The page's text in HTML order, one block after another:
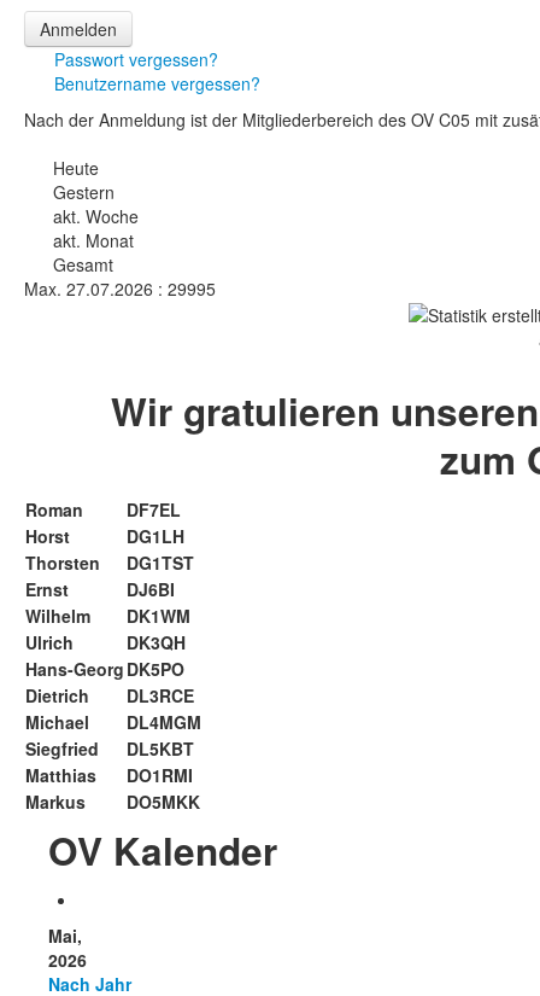
Passwort vergessen?
Benutzername vergessen?
Nach der Anmeldung ist der Mitgliederbereich des OV C05 mit
Heute
Gestern
akt. Woche
akt. Monat
Gesamt
Max. 27.07.2026 : 29995
Wir gratulieren
zum
Roman
DF7EL
Horst
DG1LH
Thorsten
DG1TST
Ernst
DJ6BI
Wilhelm
DK1WM
Ulrich
DK3QH
Hans-Georg DK5PO
Dietrich
DL3RCE
Michael
DL4MGM
Siegfried
DL5KBT
Matthias
DO1RMI
Markus
DO5MKK
OV Kalender
Mai,
2026
Nach Jahr